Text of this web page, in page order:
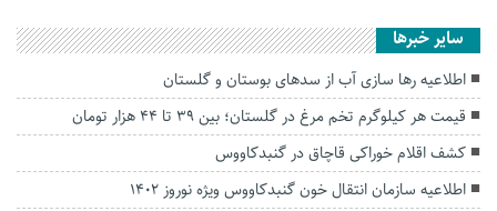
سایر خبرها
اطلاعیه رها سازی آب از سد‌های بوستان و گلستان
قیمت هر کیلوگرم تخم مرغ در گلستان؛ بین ۳۹ تا ۴۴ هزار تومان
کشف اقلام خوراکی قاچاق در گنبدکاووس
اطلاعیه سازمان انتقال خون گنبدکاووس ویژه نوروز 1402